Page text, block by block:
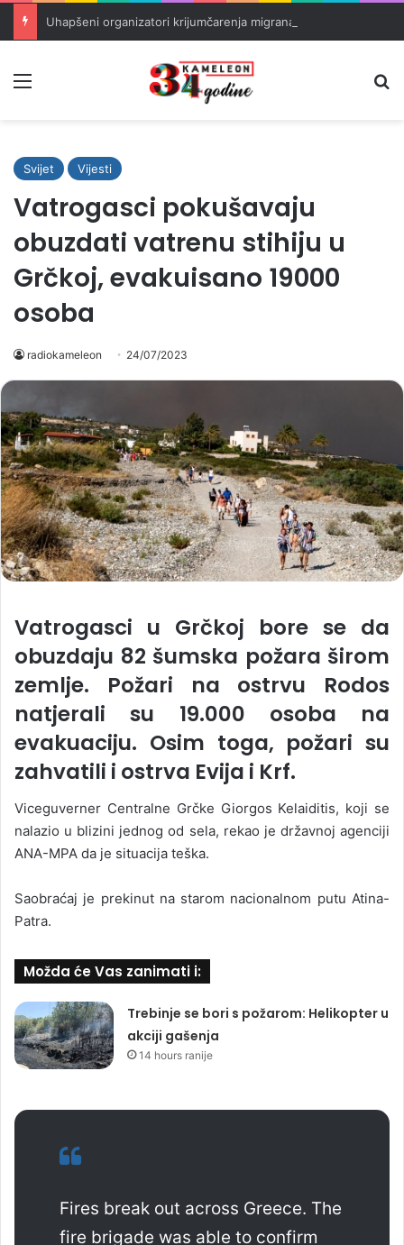
Svijet Vijesti
Vatrogasci pokušavaju
obuzdati vatrenu stihiju u
Grčkoj, evakuisano 19000
osoba
radiokameleon 24/07/2023
Vatrogasci u Grčkoj bore se da
obuzdaju 82 šumska požara širom
zemlje. Požari na ostrvu Rodos
natjerali su 19.000 osoba na
evakuaciju. Osim toga, požari su
zahvatili i ostrva Evija i Krf.
Viceguverner Centralne Grčke Giorgos Kelaiditis, koji se
nalazio u blizini jednog od sela, rekao je državnoj agenciji
ANA-MPA da je situacija teška.
Saobraćaj je prekinut na starom nacionalnom putu Atina-
Patra.
Možda će Vas zanimati i:
Trebinje se bori s požarom: Helikopter u
akciji gašenja
14 hours ranije
Fires break out across Greece. The
fire brigade was able to confirm